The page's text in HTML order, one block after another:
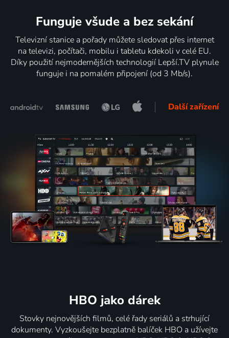
Funguje všude a bez sekání
Televizní stanice a pořady můžete sledovat přes internet
na televizi, počítači, mobilu i tabletu kdekoli v celé EU.
Díky použití nejmodernějších technologií Lepší.TV plynule
funguje i na pomalém připojení (od 3 Mb/s).
Další zařízení
HBO jako dárek
Stovky nejnovějších filmů, celé řady seriálů a strhující
dokumenty. Vyzkoušejte bezplatně balíček HBO a užívejte